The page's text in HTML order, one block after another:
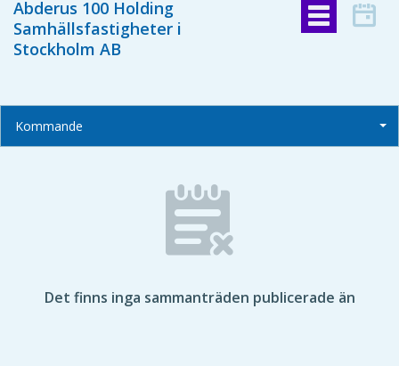
Abderus 100 Holding
Samhällsfastigheter i
Stockholm AB
Kommande
Det finns inga sammanträden publicerade än